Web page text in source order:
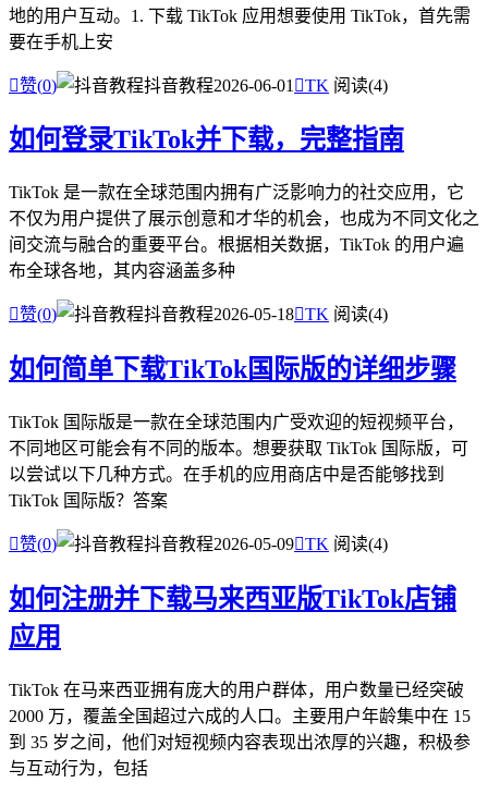
地的用户互动。1. 下载 TikTok 应用想要使用 TikTok，首先需
要在手机上安
赞(0) 抖音教程2026-06-01 TK 阅读(4)
如何登录TikTok并下载，完整指南
TikTok 是一款在全球范围内拥有广泛影响力的社交应用，它
不仅为用户提供了展示创意和才华的机会，也成为不同文化之
间交流与融合的重要平台。根据相关数据，TikTok 的用户遍
布全球各地，其内容涵盖多种
赞(0) 抖音教程2026-05-18TK 阅读(4)
如何简单下载TikTok国际版的详细步骤
TikTok 国际版是一款在全球范围内广受欢迎的短视频平台，
不同地区可能会有不同的版本。想要获取 TikTok 国际版，可
以尝试以下几种方式。在手机的应用商店中是否能够找到
TikTok 国际版？答案
赞(0) 抖音教程2026-05-09TK 阅读(4)
如何注册并下载马来西亚版TikTok店铺
应用
TikTok 在马来西亚拥有庞大的用户群体，用户数量已经突破
2000 万，覆盖全国超过六成的人口。主要用户年龄集中在 15
到 35 岁之间，他们对短视频内容表现出浓厚的兴趣，积极参
与互动行为，包括